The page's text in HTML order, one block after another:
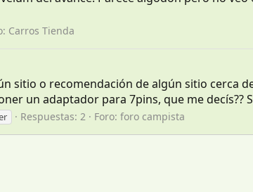
Carros Tienda
sitio o recomendación de algún sitio cerca
un adaptador para 7pins, que me decís??
Respuestas: 2 Foro: foro campista